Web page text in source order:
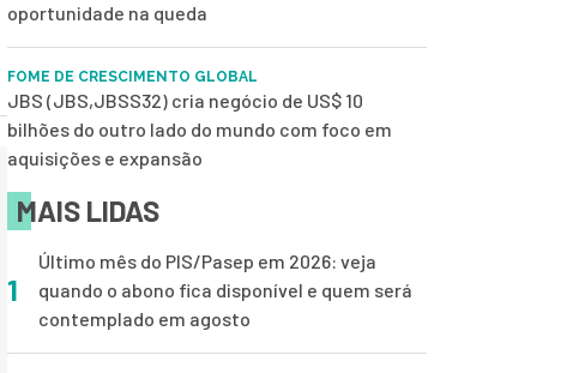
oportunidade na queda
FOME DE CRESCIMENTO GLOBAL
JBS (JBS,JBSS32) cria negócio de US$ 10
bilhões do outro lado do mundo com foco em
aquisições e expansão
MAIS LIDAS
1
Último mês do PIS/Pasep em 2026: veja
quando o abono fica disponível e quem será
contemplado em agosto